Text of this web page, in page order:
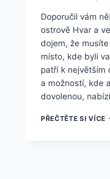
Doporučil vám
ostrově Hvar a
dojem, že
místo, kde byli
patří k největším
a možností, kde
dovolenou,
PŘEČTĚTE SI VÍCE